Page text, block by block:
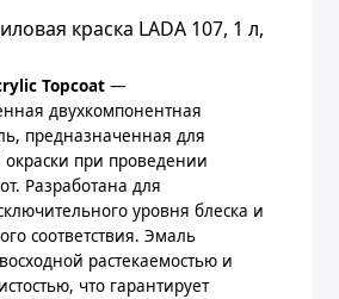
краска LADA 107, 1 л,
Topcoat —
двухкомпонентная
предназначенная для
при проведении
Разработана для
уровня блеска и
соответствия. Эмаль
растекаемостью и
что гарантирует